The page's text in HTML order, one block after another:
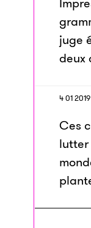
juge
deux
4 01 2019
Ces